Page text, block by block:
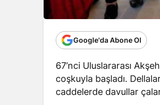
Google'da Abone Ol
67’nci Uluslararası
coşkuyla başladı.
caddelerde davullar